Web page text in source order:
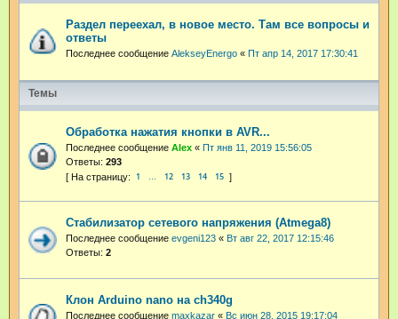
Раздел переехал, в новое место. Там все вопросы и
ответы
Последнее сообщение AlekseyEnergo « Пт апр 14, 2017 17:30:41
Темы
Обработка нажатия кнопки в AVR...
Последнее сообщение Аlex « Пт янв 11, 2019 15:56:05
Ответы: 293
1 … 12 13 14 15
Стабилизатор сетевого напряжения (Atmega8)
Последнее сообщение evgeni123 « Вт авг 22, 2017 12:15:46
Ответы: 2
Клон Arduino nano на ch340g
Последнее сообщение maxkazar « Вс июн 28, 2015 19:17:04